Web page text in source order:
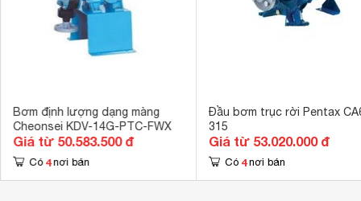
Bơm định lượng dạng màng
Cheonsei KDV-14G-PTC-FWX
Giá từ 50.583.500 đ
Có 4 nơi bán
Đầu bơm trục rời Pentax
315
Giá từ 53.020.000 đ
Có 4 nơi bán